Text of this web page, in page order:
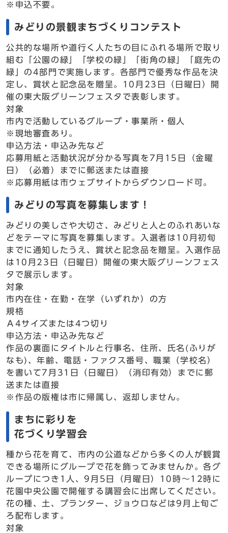
※申込不要。
みどりの景観まちづくりコンテスト
公共的な場所や道行く人たちの目にふれる場所で取り
組む「公園の緑」「学校の緑」「街角の緑」「庭先の
緑」の4部門で実施します。各部門で優秀な作品を決
定し、賞状と記念品を贈呈。10月23日（日曜日）開
催の東大阪グリーンフェスタで表彰します。
対象
市内で活動しているグループ・事業所・個人
※現地審査あり。
申込方法・申込み先など
応募用紙と活動状況が分かる写真を7月15日（金曜
日）（必着）までに郵送または直接
※応募用紙は市ウェブサイトからダウンロード可。
みどりの写真を募集します！
みどりの美しさや大切さ、みどりと人とのふれあいな
どをテーマに写真を募集します。入選者は10月初旬
までに通知したうえ、賞状と記念品を贈呈。入選作品
は10月23日（日曜日）開催の東大阪グリーンフェス
タで展示します。
対象
市内在住・在勤・在学（いずれか）の方
規格
Ａ4サイズまたは4つ切り
申込方法・申込み先など
作品の裏面にタイトルと行事名、住所、氏名(ふりが
なも)、年齢、電話・ファクス番号、職業（学校名）
を書いて7月31日（日曜日）（消印有効）までに郵
送または直接
※作品の版権は市に帰属し、返却しません。
まちに彩りを
花づくり学習会
種から花を育て、市内の公道などから多くの人が観賞
できる場所にグループで花を飾ってみませんか。各グ
ループにつき1人、9月5日（月曜日）10時～12時に
花園中央公園で開催する講習会に出席してください。
花の種、土、プランター、ジョウロなどは9月上旬ご
ろ配布します。
対象